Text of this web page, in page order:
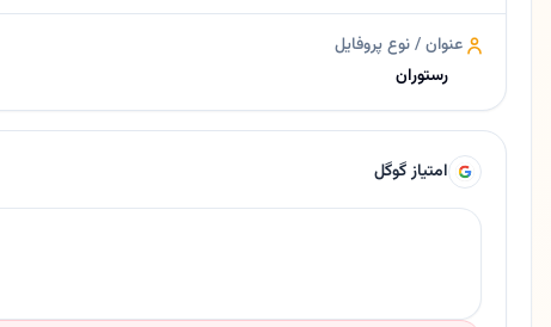
عنوان / نوع پروفایل
رستوران
امتیاز گوگل